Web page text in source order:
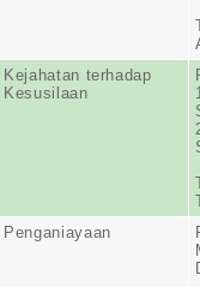
Kejahatan terhadap
Kesusilaan
Penganiayaan